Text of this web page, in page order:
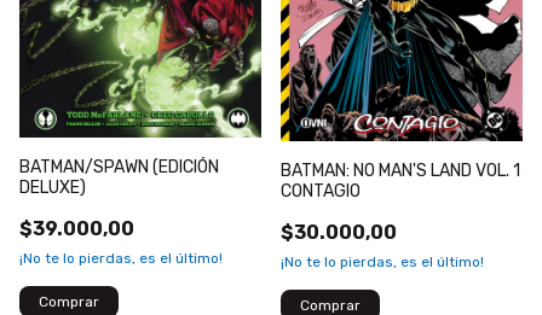
BATMAN/SPAWN (EDICIÓN
DELUXE)
$39.000,00
¡No te lo pierdas, es el último!
BATMAN: NO MAN'S LAND VOL. 1
CONTAGIO
$30.000,00
¡No te lo pierdas, es el último!